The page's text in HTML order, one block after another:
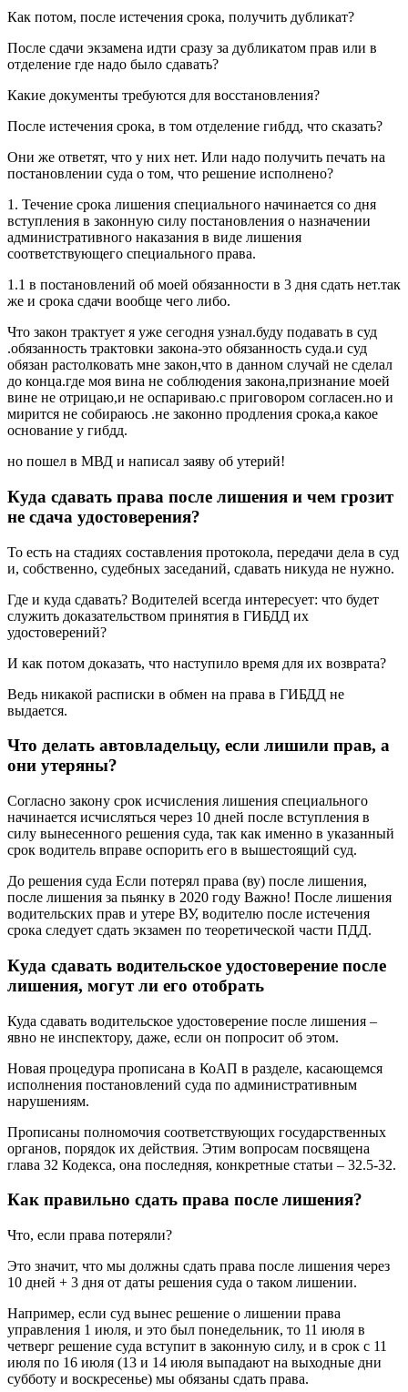
Как потом, после истечения срока, получить дубликат?
После сдачи экзамена идти сразу за дубликатом прав или в
отделение где надо было сдавать?
Какие документы требуются для восстановления?
После истечения срока, в том отделение гибдд, что сказать?
Они же ответят, что у них нет. Или надо получить печать на
постановлении суда о том, что решение исполнено?
1. Течение срока лишения специального начинается со дня
вступления в законную силу постановления о назначении
административного наказания в виде лишения
соответствующего специального права.
1.1 в постановлений об моей обязанности в 3 дня сдать нет.так
же и срока сдачи вообще чего либо.
Что закон трактует я уже сегодня узнал.буду подавать в суд
.обязанность трактовки закона-это обязанность суда.и суд
обязан растолковать мне закон,что в данном случай не сделал
до конца.где моя вина не соблюдения закона,признание моей
вине не отрицаю,и не оспариваю.с приговором согласен.но и
мирится не собираюсь .не законно продления срока,а какое
основание у гибдд.
но пошел в МВД и написал заяву об утерий!
Куда сдавать права после лишения и чем грозит
не сдача удостоверения?
То есть на стадиях составления протокола, передачи дела в суд
и, собственно, судебных заседаний, сдавать никуда не нужно.
Где и куда сдавать? Водителей всегда интересует: что будет
служить доказательством принятия в ГИБДД их
удостоверений?
И как потом доказать, что наступило время для их возврата?
Ведь никакой расписки в обмен на права в ГИБДД не
выдается.
Что делать автовладельцу, если лишили прав, а
они утеряны?
Согласно закону срок исчисления лишения специального
начинается исчисляться через 10 дней после вступления в
силу вынесенного решения суда, так как именно в указанный
срок водитель вправе оспорить его в вышестоящий суд.
До решения суда Если потерял права (ву) после лишения,
после лишения за пьянку в 2020 году Важно! После лишения
водительских прав и утере ВУ, водителю после истечения
срока следует сдать экзамен по теоретической части ПДД.
Куда сдавать водительское удостоверение после
лишения, могут ли его отобрать
Куда сдавать водительское удостоверение после лишения –
явно не инспектору, даже, если он попросит об этом.
Новая процедура прописана в КоАП в разделе, касающемся
исполнения постановлений суда по административным
нарушениям.
Прописаны полномочия соответствующих государственных
органов, порядок их действия. Этим вопросам посвящена
глава 32 Кодекса, она последняя, конкретные статьи – 32.5-32.
Как правильно сдать права после лишения?
Что, если права потеряли?
Это значит, что мы должны сдать права после лишения через
10 дней + 3 дня от даты решения суда о таком лишении.
Например, если суд вынес решение о лишении права
управления 1 июля, и это был понедельник, то 11 июля в
четверг решение суда вступит в законную силу, и в срок с 11
июля по 16 июля (13 и 14 июля выпадают на выходные дни
субботу и воскресенье) мы обязаны сдать права.